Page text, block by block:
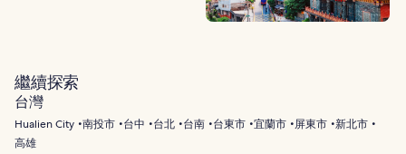
繼續探索
台灣
Hualien City 南投市 台中 台北 台南 台東市 宜蘭市 屏東市 新北市
高雄